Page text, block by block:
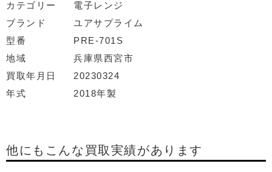
カテゴリー
電子レンジ
ブランド
ユアサプライム
型番
PRE-701S
地域
兵庫県西宮市
買取年月日
20230324
年式
2018年製
他にもこんな買取実績があります